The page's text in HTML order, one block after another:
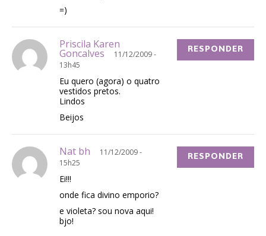
=)
Priscila Karen
Goncalves
11/12/2009 -
13h45
Eu quero (agora) o quatro
vestidos pretos.
Lindos
Beijos
RESPONDER
Nat bh
11/12/2009 -
15h25
Ei!!!
onde fica divino emporio?
e violeta? sou nova aqui!
bjo!
RESPONDER